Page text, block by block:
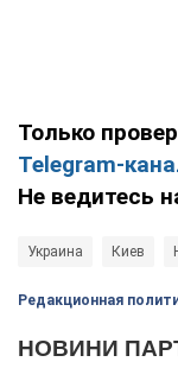
Только
Telegram-
Не ведитесь
Украина Киев
Редакционная